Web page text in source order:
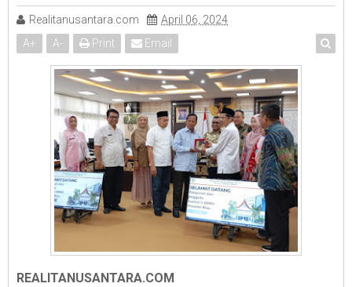
Realitanusantara.com
April 06, 2024
A+ A- Print Email
REALITANUSANTARA.COM